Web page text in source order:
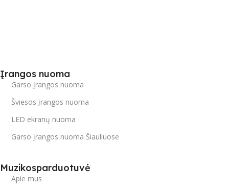
Įrangos nuoma
Garso įrangos nuoma
Šviesos įrangos nuoma
LED ekranų nuoma
Garso įrangos nuoma Šiauliuose
Muzikosparduotuvė
Apie mus